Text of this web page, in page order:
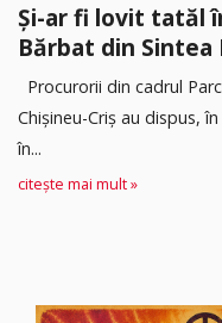
Și-ar fi lovit tatăl
Bărbat din
Procurorii din cadrul
Chișineu-Criș au dispus,
în...
citește mai mult »